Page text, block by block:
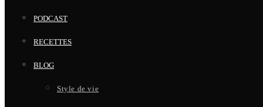
PODCAST
RECETTES
BLOG
Style de vie